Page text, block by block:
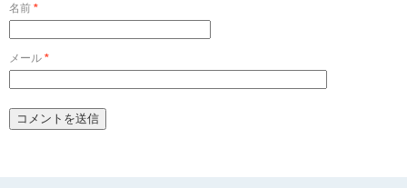
名前 *
メール *